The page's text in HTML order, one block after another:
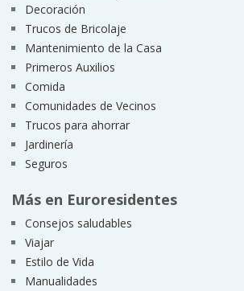
Decoración
Trucos de Bricolaje
Mantenimiento de la Casa
Primeros Auxilios
Comida
Comunidades de Vecinos
Trucos para ahorrar
Jardinería
Seguros
Más en Euroresidentes
Consejos saludables
Viajar
Estilo de Vida
Manualidades